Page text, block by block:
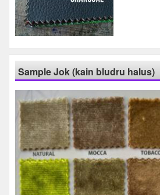
Sample Jok (kain bludru halus)